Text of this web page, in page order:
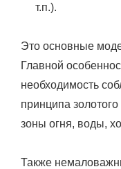
т.п.).
Это основные
Главной
необходимость
принципа
зоны огня, воды,
Также